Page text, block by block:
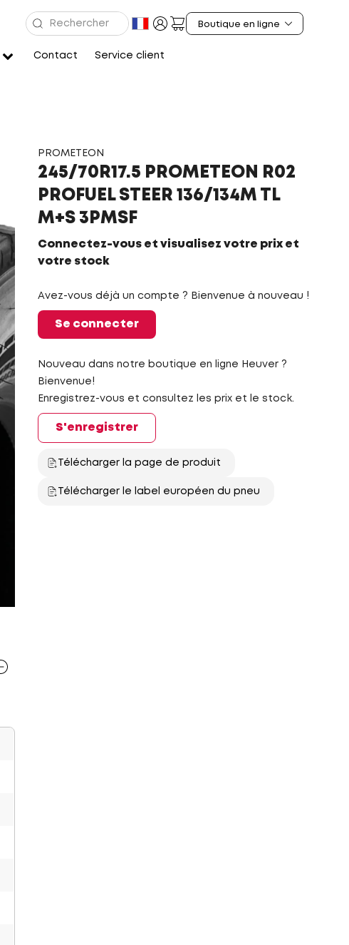
Contact Service client
PROMETEON
245/70R17.5 PROMETEON R02
PROFUEL STEER 136/134M TL
M+S 3PMSF
Connectez-vous et visualisez votre prix et
votre stock
Avez-vous déjà un compte ? Bienvenue à nouveau !
Se connecter
Nouveau dans notre boutique en ligne Heuver ?
Bienvenue!
Enregistrez-vous et consultez les prix et le stock.
S'enregistrer
Télécharger la page de produit
Télécharger le label européen du pneu